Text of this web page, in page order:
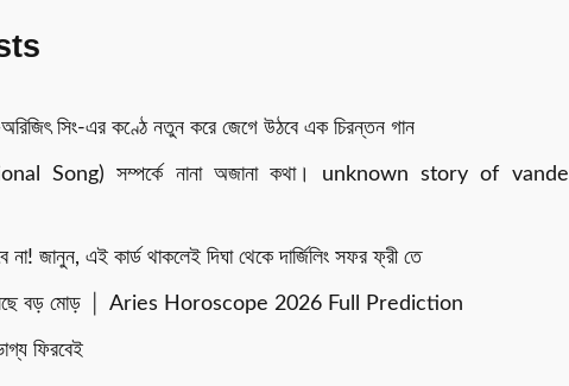
সিং-এর কণ্ঠে নতুন করে জেগে উঠবে এক চিরন্তন গান
Song) সম্পর্কে নানা অজানা কথা। unknown story of vande
না! জানুন, এই কার্ড থাকলেই দিঘা থেকে দার্জিলিং সফর ফ্রী তে
বড় মোড় │ Aries Horoscope 2026 Full Prediction
ফিরবেই